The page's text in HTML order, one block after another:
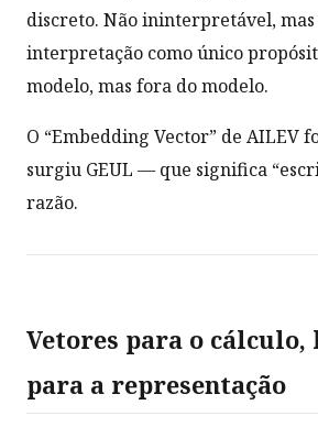
discreto. Não ininterpretável, mas
interpretação como único
modelo, mas fora do modelo.
O “Embedding Vector” de AILEV
surgiu GEUL — que significa
razão.
Vetores para o
para a representação